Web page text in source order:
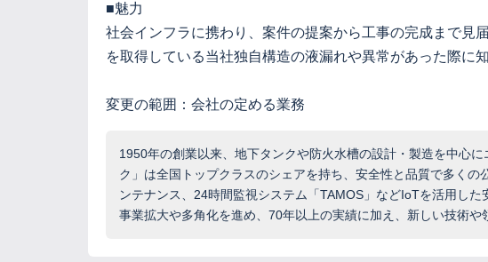
■魅力
社会インフラに携わり、案件の提案から工事の完成まで見
を取得している当社独自構造の液漏れや異常があった際に
変更の範囲：会社の定める業務
1950年の創業以来、地下タンクや防火水槽の設計・製造を中心
ク」は全国トップクラスのシェアを持ち、安全性と品質で多く
ンテナンス、24時間監視システム「TAMOS」などIoTを活用し
事業拡大や多角化を進め、70年以上の実績に加え、新しい技術や